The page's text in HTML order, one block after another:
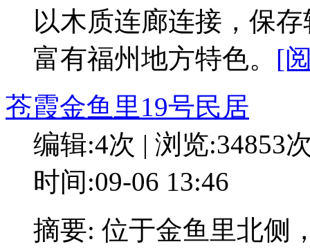
以木质连廊连接，保
富有福州地方特色。 [
苍霞金鱼里19号民居
编辑:4次 | 浏览:34853
时间:09-06 13:46
摘要: 位于金鱼里北侧